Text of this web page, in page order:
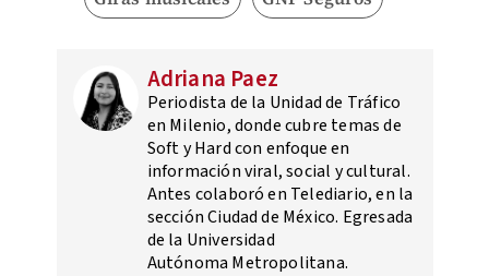
Adriana Paez
Periodista de la Unidad de Tráfico
en Milenio, donde cubre temas de
Soft y Hard con enfoque en
información viral, social y cultural.
Antes colaboró en Telediario, en la
sección Ciudad de México. Egresada
de la Universidad
Autónoma Metropolitana.